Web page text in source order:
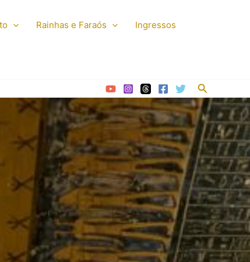
Rainhas e Faraós Ingressos
Pesquisar